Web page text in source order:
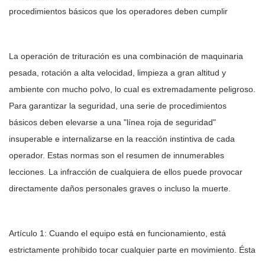
procedimientos básicos que los operadores deben cumplir
La operación de trituración es una combinación de maquinaria
pesada, rotación a alta velocidad, limpieza a gran altitud y
ambiente con mucho polvo, lo cual es extremadamente peligroso.
Para garantizar la seguridad, una serie de procedimientos
básicos deben elevarse a una "línea roja de seguridad"
insuperable e internalizarse en la reacción instintiva de cada
operador. Estas normas son el resumen de innumerables
lecciones. La infracción de cualquiera de ellos puede provocar
directamente daños personales graves o incluso la muerte.
Artículo 1: Cuando el equipo está en funcionamiento, está
estrictamente prohibido tocar cualquier parte en movimiento. Ésta